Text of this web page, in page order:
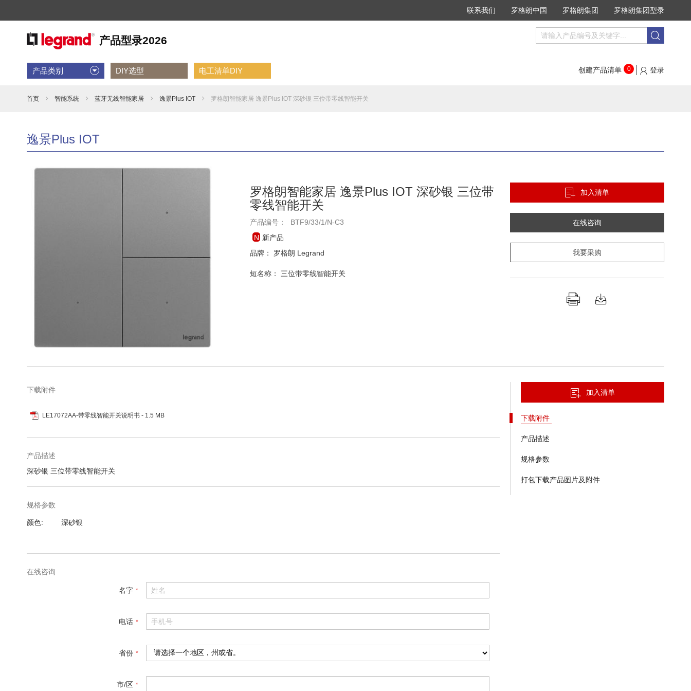
联系我们 罗格朗中国 罗格朗集团 罗格朗集团型录
搜
创建产品清单
0 登录
产品类别 DIY选型 电工清单DIY
首页 智能系统 蓝牙无线智能家居 逸景Plus IOT 罗格朗智能家居 逸景Plus IOT 深砂银 三位带零线智能开关
逸景Plus IOT
罗格朗智能家居 逸景Plus IOT 深砂银 三位带
零线智能开关
产品编号：
BTF9/33/1/N-C3
新产品
品牌： 罗格朗 Legrand
短名称： 三位带零线智能开关
加入清单
在线咨询
我要采购
转
图
的
头
加入清单
下载附件
产品描述
规格参数
打包下载产品图片及附件
下载附件
LE17072AA-带零线智能开关说明书 - 1.5 MB
产品描述
深砂银 三位带零线智能开关
规格参数
规
颜色 深砂银
在线咨询
名字
电话
省份
市/区